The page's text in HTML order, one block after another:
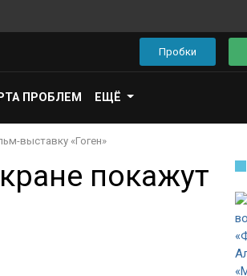
Пробки
ПРОБЛЕМ ЕЩЁ
выставку «Гоген»
покажут